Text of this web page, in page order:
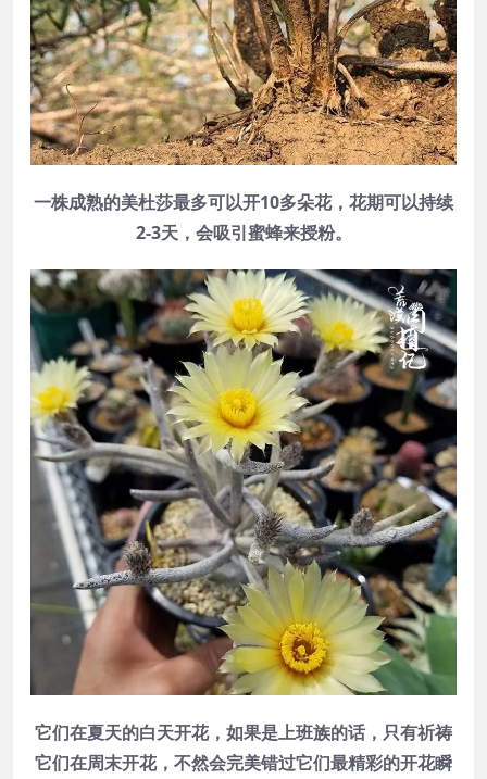
一株成熟的美杜莎最多可以开10多朵花， 花期可以持续
2-3天，会吸引蜜蜂来授粉。
它们在夏天的白天开花，如果是上班族的话，只有祈祷
它们在周末开花，不然会完美错过它们最精彩的开花瞬